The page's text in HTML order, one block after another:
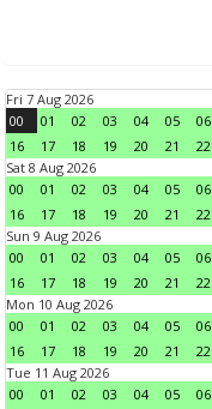
Fri 7 Aug 2026
00
01 02 03 04 05 06
16
17 18 19 20 21 22
Sat 8 Aug 2026
00
01 02 03 04 05 06
16
17 18 19 20 21 22
Sun 9 Aug 2026
00
01 02 03 04 05 06
16
17 18 19 20 21 22
Mon 10 Aug 2026
00
01 02 03 04 05 06
16
17 18 19 20 21 22
Tue 11 Aug 2026
00
01 02 03 04 05 06